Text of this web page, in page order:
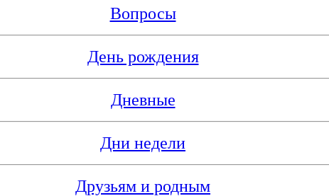
Вопросы
День рождения
Дневные
Дни недели
Друзьям и родным